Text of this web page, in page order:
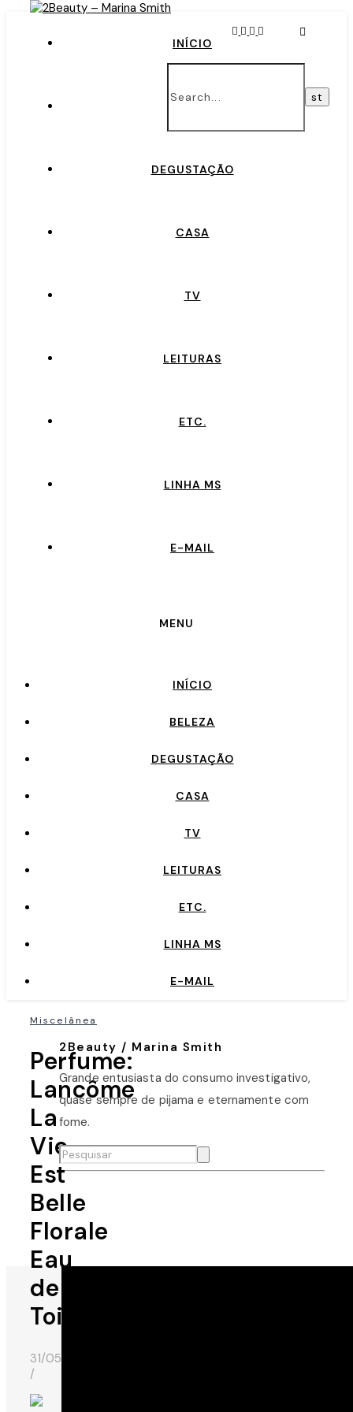
INÍCIO
DEGUSTAÇÃO
CASA
TV
LEITURAS
ETC.
LINHA MS
E-MAIL
MENU
INÍCIO
BELEZA
DEGUSTAÇÃO
CASA
TV
LEITURAS
ETC.
LINHA MS
E-MAIL
Miscelânea
Perfume:
Lancôme
La
Vie
Est
Belle
Florale
Eau
de
Toilette
31/05/2016
/
2Beauty / Marina Smith
Grande entusiasta do consumo investigativo,
quase sempre de pijama e eternamente com
fome.